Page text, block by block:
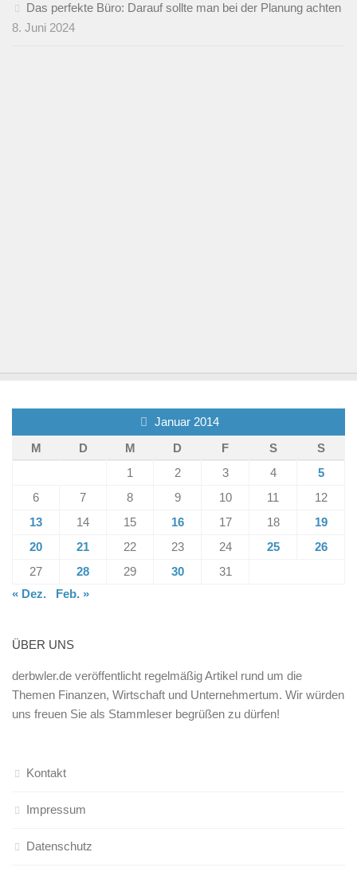
Das perfekte Büro: Darauf sollte man bei der Planung achten
8. Juni 2024
Januar 2014
M
D M D F S
S
1
2 3 4
5
6
7 8 9 10 11
12
13
14 15 16 17 18
19
20
21 22 23 24 25
26
27
28 29 30
31
« Dez.
Feb. »
ÜBER UNS
derbwler.de veröffentlicht regelmäßig Artikel rund um die
Themen Finanzen, Wirtschaft und Unternehmertum. Wir würden
uns freuen Sie als Stammleser begrüßen zu dürfen!
Kontakt
Impressum
Datenschutz